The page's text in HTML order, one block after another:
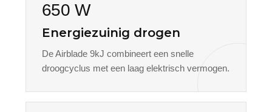
650 W
Energiezuinig drogen
De Airblade 9kJ combineert een snelle
droogcyclus met een laag elektrisch vermogen.